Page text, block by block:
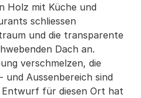
Holz mit Küche und
schliessen
und die transparente
Dach an.
verschmelzen, die
und Aussenbereich sind
für diesen Ort hat